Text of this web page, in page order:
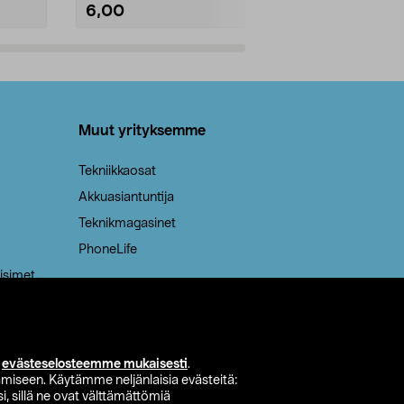
evästeselosteemme mukaisesti.
Käytämme neljänlaisia evästeitä:
sillä ne ovat välttämättömiä
6,00
Muut yrityksemme
Tekniikkaosat
Akkuasiantuntija
Teknikmagasinet
PhoneLife